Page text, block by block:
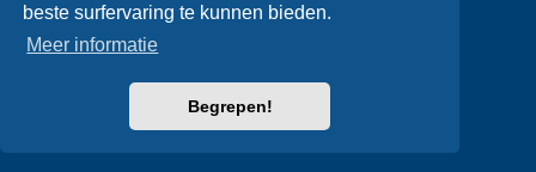
beste surfervaring te kunnen bieden.
Meer informatie
Begrepen!